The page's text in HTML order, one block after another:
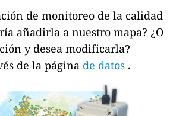
de monitoreo de la calidad
añadirla a nuestro mapa? ¿O
y desea modificarla?
de la página de datos .